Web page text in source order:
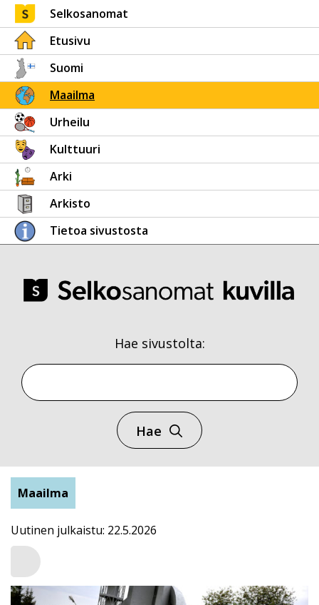
Selkosanomat
Etusivu
Suomi
Maailma
Urheilu
Kulttuuri
Arki
Arkisto
Tietoa sivustosta
Hae sivustolta:
Hae
Maailma
Uutinen julkaistu: 22.5.2026